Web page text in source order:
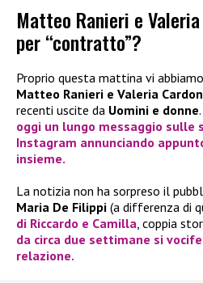
Matteo Ranieri e
per “contratto”?
Proprio questa mattina vi
Matteo Ranieri e Valeria
recenti uscite da Uomini e donne.
oggi un lungo messaggio
Instagram annunciando
insieme.
La notizia non ha sorpreso il
Maria De Filippi (a differenza di
di Riccardo e Camilla, coppia
da circa due settimane si
relazione.